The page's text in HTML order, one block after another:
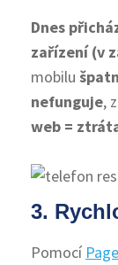
Dnes
zařízení (v
mobilu
nefunguje,
web =
3.
Pomocí